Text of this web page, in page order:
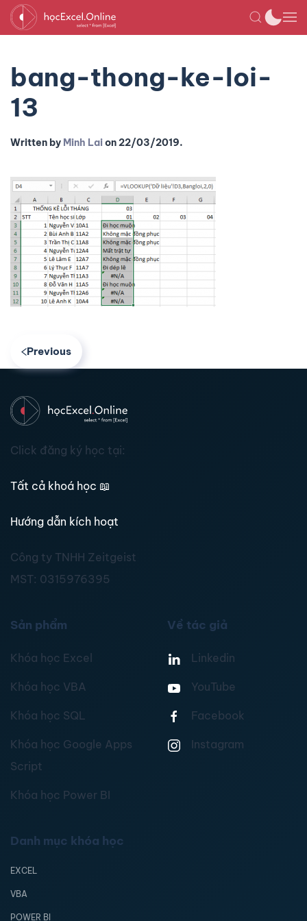
bang-thong-ke-loi-
13
Written by Minh Laion22/03/2019.
Previous
Click đăng ký học tại:
Tất cả khoá học 📖
Hướng dẫn kích hoạt
Công ty TNHH Zeitgeist
MST: 0315976395
Sản phẩm
Khóa học Excel
Khóa học VBA
Khóa học SQL
Khóa học Google Apps
Script
Khóa học Power BI
Về tác giả
Linkedin
YouTube
Facebook
Instagram
Danh mục khóa học
EXCEL
VBA
POWER BI